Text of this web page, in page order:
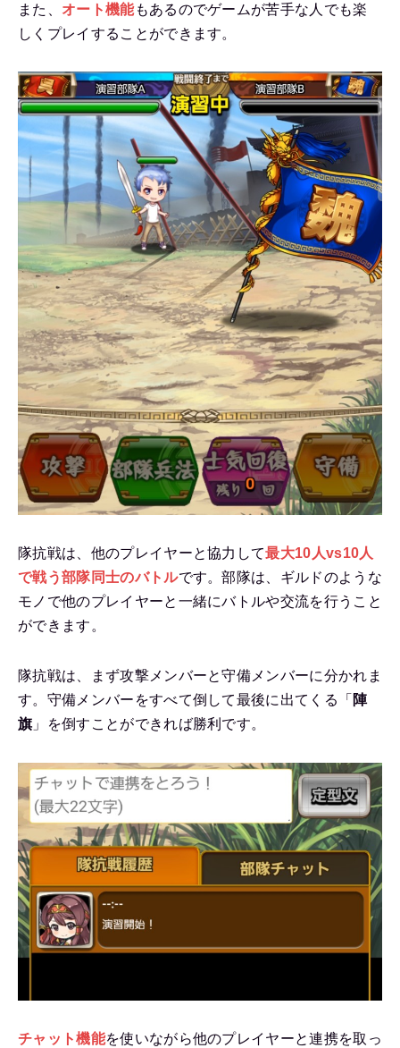
また、 オート機能もあるのでゲームが苦手な人でも楽
しくプレイすることができます。
隊抗戦は、他のプレイヤーと協力して最大10人vs10人
で戦う部隊同士のバトルです。部隊は、ギルドのような
モノで他のプレイヤーと一緒にバトルや交流を行うこと
ができます。
隊抗戦は、まず攻撃メンバーと守備メンバーに分かれま
す。守備メンバーをすべて倒して最後に出てくる「 陣
旗」を倒すことができれば勝利です。
チャット機能を使いながら他のプレイヤーと連携を取っ